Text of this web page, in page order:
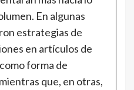
En algunas
estrategias de
en artículos de
forma de
que, en otras,